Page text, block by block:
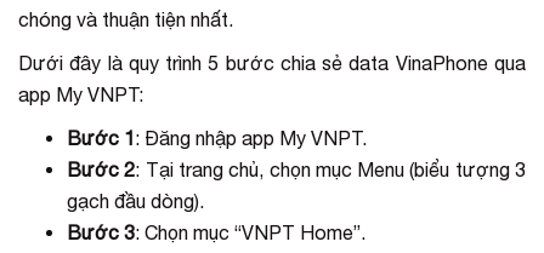
chóng và thuận tiện nhất.
Dưới đây là quy trình 5 bước chia sẻ data VinaPhone qua
app My VNPT:
Bước 1: Đăng nhập app My VNPT.
Bước 2: Tại trang chủ, chọn mục Menu (biểu tượng 3
gạch đầu dòng).
Bước 3: Chọn mục “VNPT Home”.